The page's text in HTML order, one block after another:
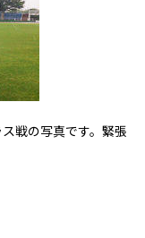
戦の写真です。緊張